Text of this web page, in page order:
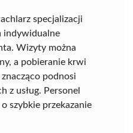
specjalizacji
indywidualne
Wizyty można
a pobieranie krwi
podnosi
z usług. Personel
szybkie przekazanie